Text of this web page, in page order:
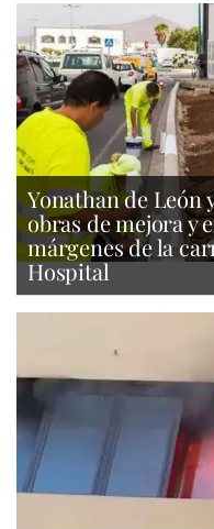
Yonathan de León
obras de mejora y
márgenes de la
Hospital